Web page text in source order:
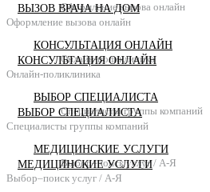
Оформление вызова онлайн
КОНСУЛЬТАЦИЯ ОНЛАЙН
Онлайн-поликлиника
ВЫБОР СПЕЦИАЛИСТА
Специалисты группы компаний
МЕДИЦИНСКИЕ УСЛУГИ
Выбор–поиск услуг / А-Я
ВЫЗОВ ВРАЧА НА ДОМ
Оформление вызова онлайн
КОНСУЛЬТАЦИЯ ОНЛАЙН
Онлайн-поликлиника
ВЫБОР СПЕЦИАЛИСТА
Специалисты группы компаний
МЕДИЦИНСКИЕ УСЛУГИ
Выбор–поиск услуг / А-Я